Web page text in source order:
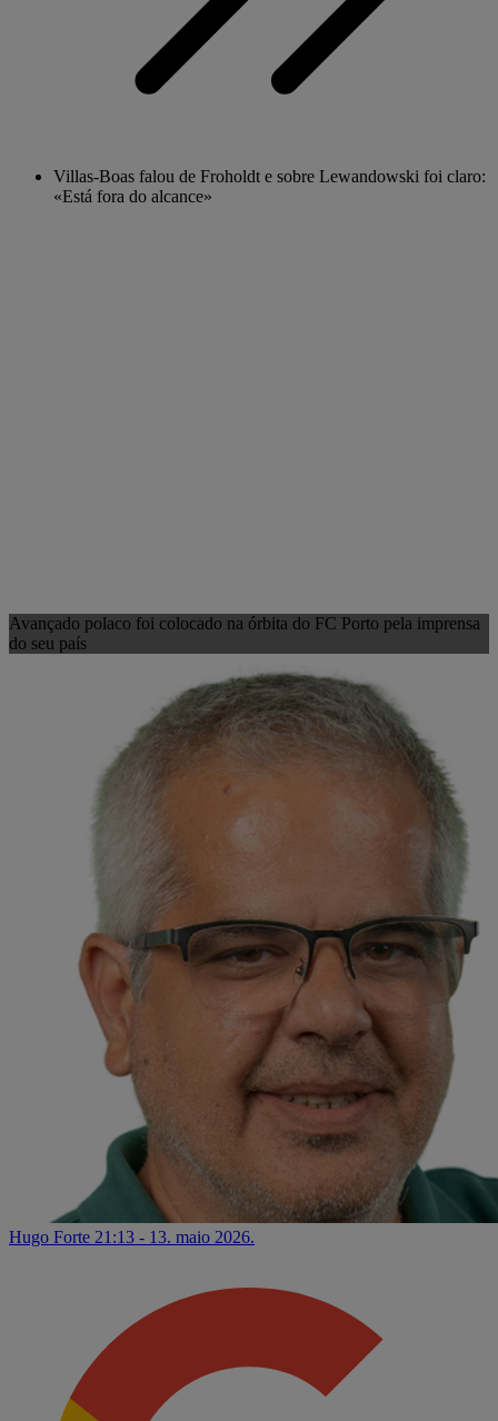
Villas-Boas falou de Froholdt e sobre Lewandowski foi claro:
«Está fora do alcance»
Avançado polaco foi colocado na órbita do FC Porto pela imprensa
do seu país
Hugo Forte 21:13 - 13. maio 2026.